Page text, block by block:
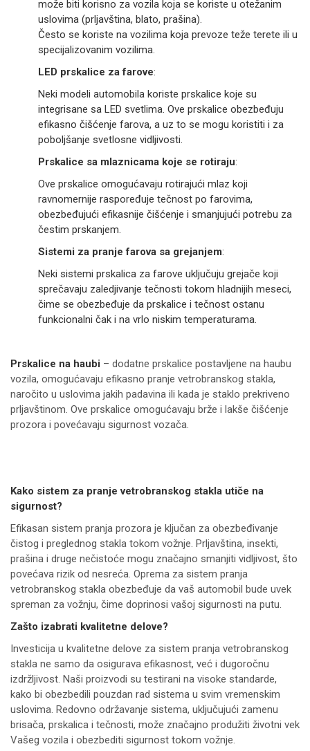
može biti korisno za vozila koja se koriste u otežanim
uslovima (prljavština, blato, prašina).
Često se koriste na vozilima koja prevoze teže terete ili u
specijalizovanim vozilima.
LED prskalice za farove:
Neki modeli automobila koriste prskalice koje su
integrisane sa LED svetlima. Ove prskalice obezbeđuju
efikasno čišćenje farova, a uz to se mogu koristiti i za
poboljšanje svetlosne vidljivosti.
Prskalice sa mlaznicama koje se rotiraju:
Ove prskalice omogućavaju rotirajući mlaz koji
ravnomernije raspoređuje tečnost po farovima,
obezbeđujući efikasnije čišćenje i smanjujući potrebu za
čestim prskanjem.
Sistemi za pranje farova sa grejanjem:
Neki sistemi prskalica za farove uključuju grejače koji
sprečavaju zaledjivanje tečnosti tokom hladnijih meseci,
čime se obezbeđuje da prskalice i tečnost ostanu
funkcionalni čak i na vrlo niskim temperaturama.
Prskalice na haubi – dodatne prskalice postavljene na haubu
vozila, omogućavaju efikasno pranje vetrobranskog stakla,
naročito u uslovima jakih padavina ili kada je staklo prekriveno
prljavštinom. Ove prskalice omogućavaju brže i lakše čišćenje
prozora i povećavaju sigurnost vozača.
Kako sistem za pranje vetrobranskog stakla utiče na
sigurnost?
Efikasan sistem pranja prozora je ključan za obezbeđivanje
čistog i preglednog stakla tokom vožnje. Prljavština, insekti,
prašina i druge nečistoće mogu značajno smanjiti vidljivost, što
povećava rizik od nesreća. Oprema za sistem pranja
vetrobranskog stakla obezbeđuje da vaš automobil bude uvek
spreman za vožnju, čime doprinosi vašoj sigurnosti na putu.
Zašto izabrati kvalitetne delove?
Investicija u kvalitetne delove za sistem pranja vetrobranskog
stakla ne samo da osigurava efikasnost, već i dugoročnu
izdržljivost. Naši proizvodi su testirani na visoke standarde,
kako bi obezbedili pouzdan rad sistema u svim vremenskim
uslovima. Redovno održavanje sistema, uključujući zamenu
brisača, prskalica i tečnosti, može značajno produžiti životni vek
Vašeg vozila i obezbediti sigurnost tokom vožnje.